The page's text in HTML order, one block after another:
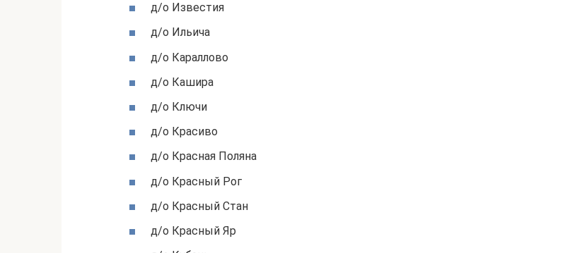
д/о Известия
д/о Ильича
д/о Караллово
д/о Кашира
д/о Ключи
д/о Красиво
д/о Красная Поляна
д/о Красный Рог
д/о Красный Стан
д/о Красный Яр